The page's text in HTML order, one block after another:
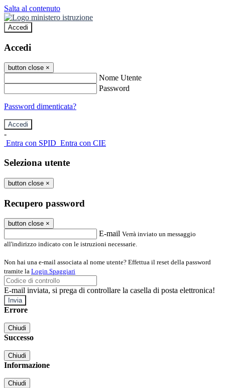
Salta al contenuto
Accedi
Accedi
button close ×
Nome Utente
Password
Password dimenticata?
-
Entra con SPID Entra con CIE
Seleziona utente
button close ×
Recupero password
button close ×
E-mail Verrà inviato un messaggio
all'indirizzo indicato con le istruzioni necessarie.
Non hai una e-mail associata al nome utente? Effettua il reset della password
tramite la Login Spaggiari
E-mail inviata, si prega di controllare la casella di posta elettronica!
Errore
Chiudi
Successo
Chiudi
Informazione
Chiudi